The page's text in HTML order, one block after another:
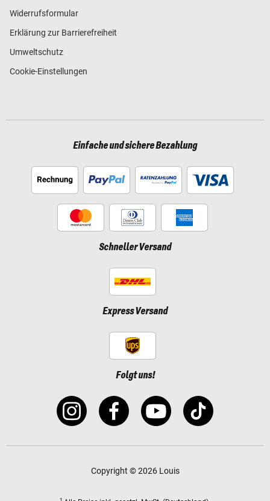
Widerrufsformular
Erklärung zur Barrierefreiheit
Umweltschutz
Cookie-Einstellungen
Einfache und sichere Bezahlung
Schneller Versand
Express Versand
Folgt uns!
Copyright © 2026 Louis